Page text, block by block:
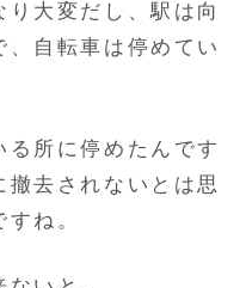
大変だし、駅は向
自転車は停めてい
所に停めたんです
去されないとは思
ね。